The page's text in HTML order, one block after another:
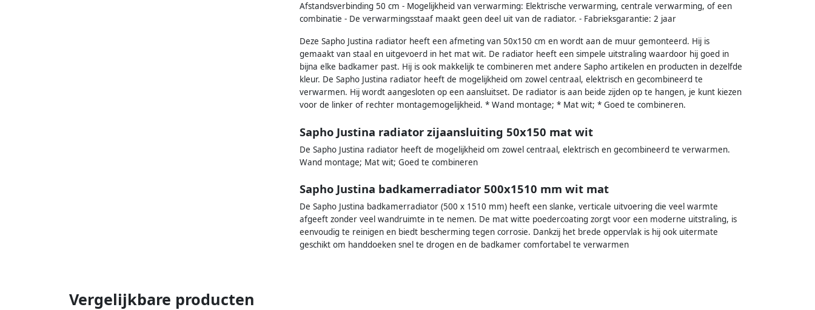
Afstandsverbinding 50 cm - Mogelijkheid van verwarming: Elektrische verwarming, centrale verwarming, of een
combinatie - De verwarmingsstaaf maakt geen deel uit van de radiator. - Fabrieksgarantie: 2 jaar
Deze Sapho Justina radiator heeft een afmeting van 50x150 cm en wordt aan de muur gemonteerd. Hij is
gemaakt van staal en uitgevoerd in het mat wit. De radiator heeft een simpele uitstraling waardoor hij goed in
bijna elke badkamer past. Hij is ook makkelijk te combineren met andere Sapho artikelen en producten in dezelfde
kleur. De Sapho Justina radiator heeft de mogelijkheid om zowel centraal, elektrisch en gecombineerd te
verwarmen. Hij wordt aangesloten op een aansluitset. De radiator is aan beide zijden op te hangen, je kunt kiezen
voor de linker of rechter montagemogelijkheid. * Wand montage; * Mat wit; * Goed te combineren.
Sapho Justina radiator zijaansluiting 50x150 mat wit
De Sapho Justina radiator heeft de mogelijkheid om zowel centraal, elektrisch en gecombineerd te verwarmen.
Wand montage; Mat wit; Goed te combineren
Sapho Justina badkamerradiator 500x1510 mm wit mat
De Sapho Justina badkamerradiator (500 x 1510 mm) heeft een slanke, verticale uitvoering die veel warmte
afgeeft zonder veel wandruimte in te nemen. De mat witte poedercoating zorgt voor een moderne uitstraling, is
eenvoudig te reinigen en biedt bescherming tegen corrosie. Dankzij het brede oppervlak is hij ook uitermate
geschikt om handdoeken snel te drogen en de badkamer comfortabel te verwarmen
Vergelijkbare producten